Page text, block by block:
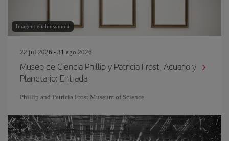
Imagen: eliahinsomnia
22 jul 2026 - 31 ago 2026
Museo de Ciencia Phillip y Patricia Frost, Acuario y
Planetario: Entrada
Phillip and Patricia Frost Museum of Science